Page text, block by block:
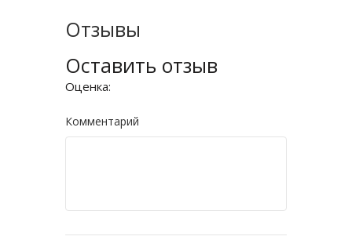
Отзывы
Оставить отзыв
Оценка:
Комментарий